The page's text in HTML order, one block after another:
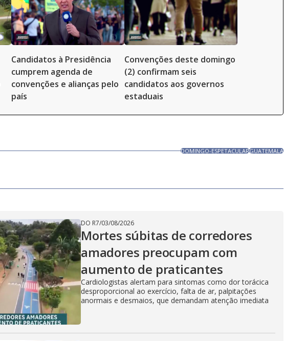
Candidatos à Presidência
cumprem agenda de
convenções e alianças pelo
país
Convenções deste domingo
(2) confirmam seis
candidatos aos governos
estaduais
DOMINGO-ESPETACULARGUATEMALA
DO R7/03/08/2026
Mortes súbitas de corredores
amadores preocupam com
aumento de praticantes
Cardiologistas alertam para sintomas como dor torácica
desproporcional ao exercício, falta de ar, palpitações
anormais e desmaios, que demandam atenção imediata